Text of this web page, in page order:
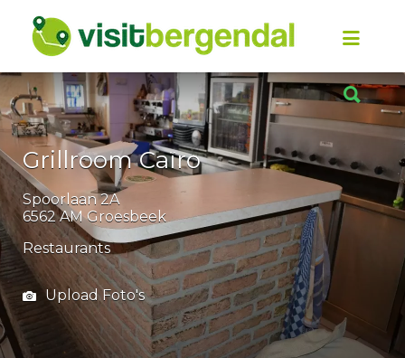
Zoek
naar:
Zoek
naar:
Grillroom Caïro
Spoorlaan 2A
6562 AM Groesbeek
Restaurants
Upload Foto's